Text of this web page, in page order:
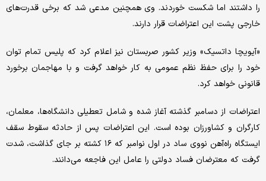
را داشتند اما شکست خوردند. وی همچنین مدعی شد که برخی قدرت‌های
خارجی پشت این اعتراضات قرار دارند.
«آیویچا داتسیک» وزیر کشور صربستان نیز اعلام کرد که پلیس تمام توان
خود را برای حفظ نظم عمومی به کار خواهد گرفت و با مهاجمان برخورد
قانونی خواهد کرد.
اعتراضات از دسامبر گذشته آغاز شده و شامل تعطیلی دانشگاه‌ها، معلمان،
کارگران و کشاورزان بوده است. این اعتراضات پس از حادثه سقوط سقف
ایستگاه راه‌آهن نووی ساد در اول نوامبر که ۱۶ کشته بر جای گذاشت، شدت
گرفت که معترضان فساد دولتی را عامل این فاجعه می‌دانند.